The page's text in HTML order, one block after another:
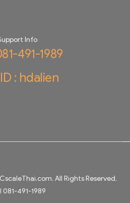
Info
491-1989
: hdalien
. All Rights Reserved.
081-491-1989